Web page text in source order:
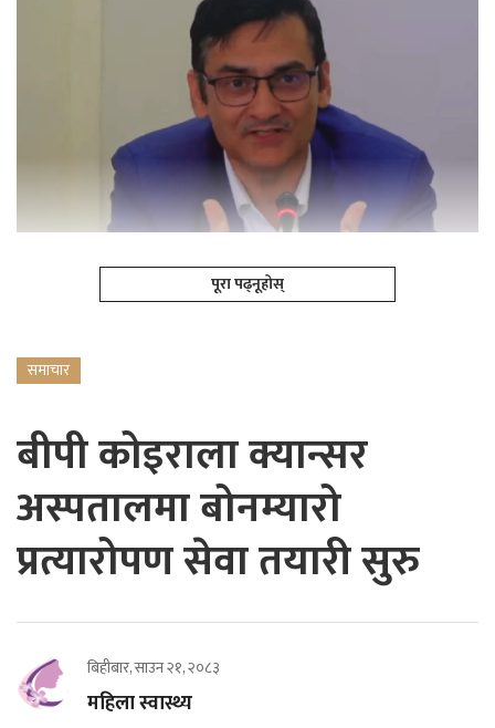
पूरा पढ्नूहोस्
समाचार
बीपी कोइराला क्यान्सर
अस्पतालमा बोनम्यारो
प्रत्यारोपण सेवा तयारी सुरु
बिहीबार, साउन २१, २०८३
महिला स्वास्थ्य